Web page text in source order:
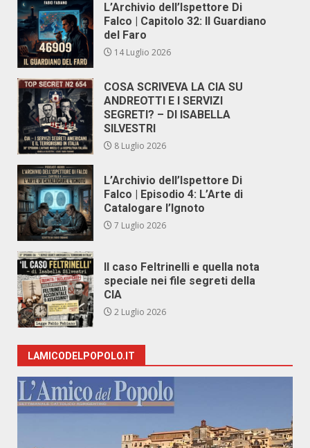
L’Archivio dell’Ispettore Di
Falco | Capitolo 32: Il Guardiano
del Faro
14 Luglio 2026
COSA SCRIVEVA LA CIA SU
ANDREOTTI E I SERVIZI
SEGRETI? – DI ISABELLA
SILVESTRI
8 Luglio 2026
L’Archivio dell’Ispettore Di
Falco | Episodio 4: L’Arte di
Catalogare l’Ignoto
7 Luglio 2026
Il caso Feltrinelli e quella nota
speciale nei file segreti della
CIA
2 Luglio 2026
LAMICODELPOPOLO.IT